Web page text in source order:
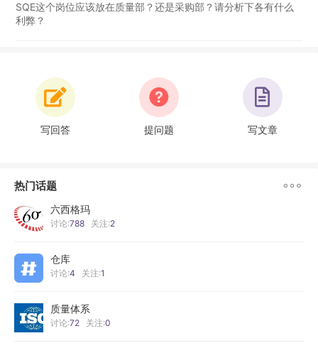
SQE这个岗位应该放在质量部？还是采购部？请分析下各有什么
利弊？
写回答 提问题 写文章
热门话题 
六西格玛
讨论:788 关注:2
仓库
讨论:4 关注:1
质量体系
讨论:72 关注:0